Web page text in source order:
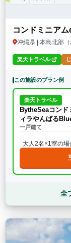
コンドミニア
沖縄県 | 本島北部（
楽天トラベル
この施設のプラン例
楽天トラベル
BytheSeaコンド
ィラやんばる
一戸建て
大人2名×1室の場
全